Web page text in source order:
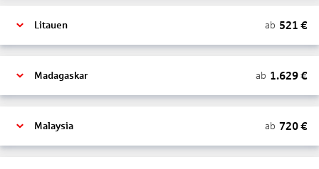
Litauen ab 521 €
Madagaskar ab 1.629€
Malaysia ab 720€